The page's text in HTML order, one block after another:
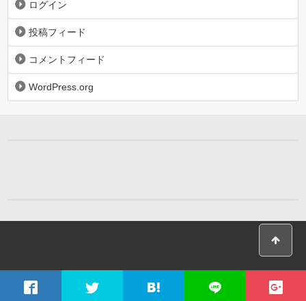
ログイン
投稿フィード
コメントフィード
WordPress.org